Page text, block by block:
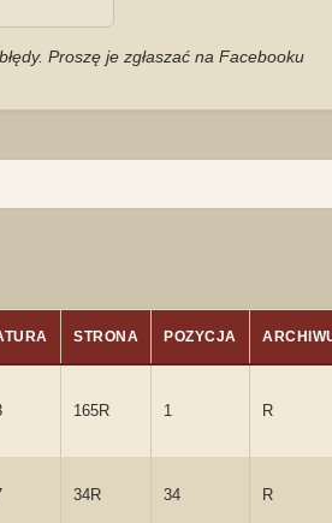
Proszę je zgłaszać na Facebooku
STRONA POZYCJA
165R 1 R
34R 34 R